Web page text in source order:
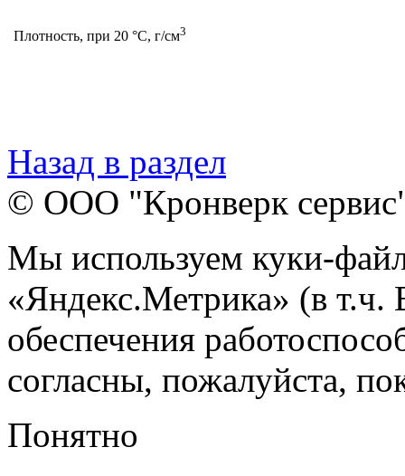
Плотность, при 20 °С, г/см3
Назад в раздел
© ООО "Кронверк
Мы используем куки-
«Яндекс.Метрика» (в т.ч.
обеспечения
согласны, пожалуйста,
Понятно